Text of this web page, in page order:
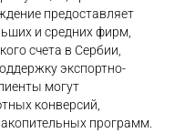
предоставляет
и средних фирм,
счета в Сербии,
экспортно-
могут
конверсий,
программ.